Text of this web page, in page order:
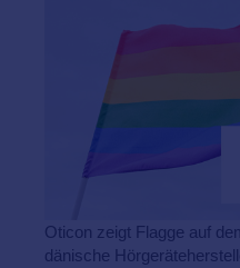
Oticon zeigt Flagge auf
dänische